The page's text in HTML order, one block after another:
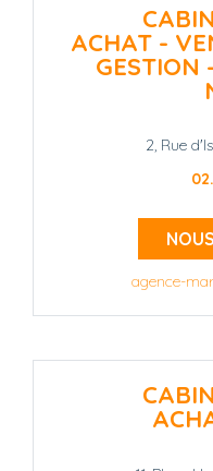
ACHAT -
GESTION
2, Rue
agence-